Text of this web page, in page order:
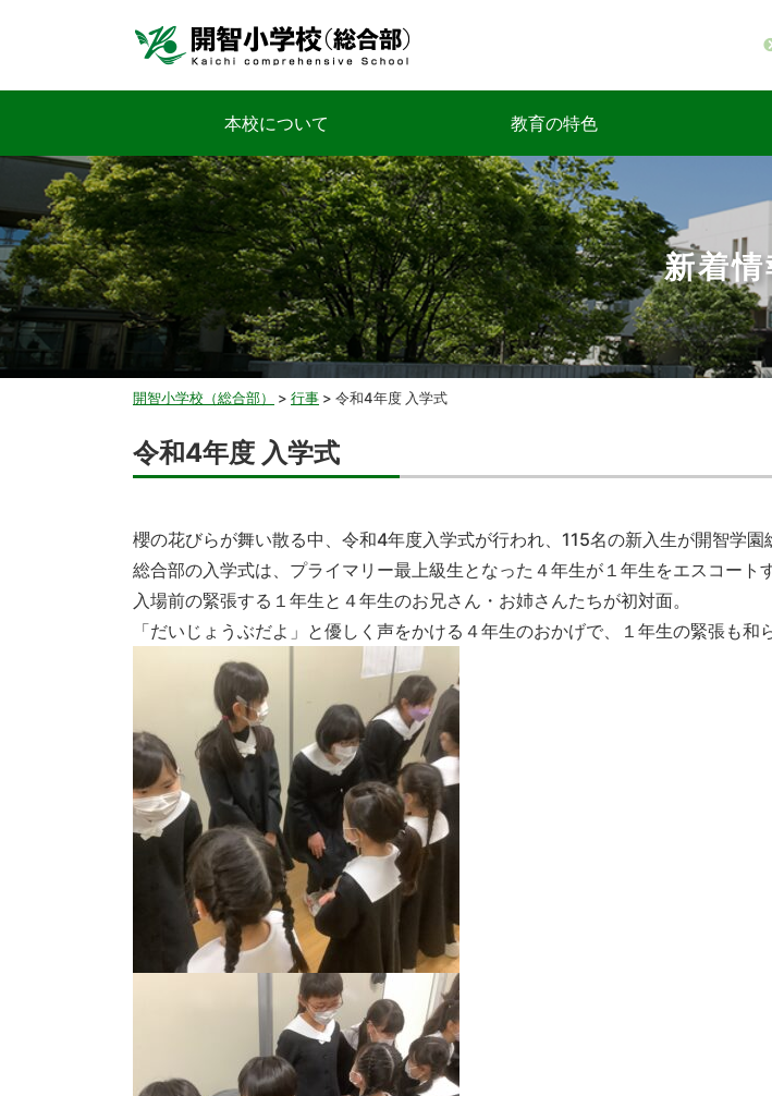
本校について 教育の特色
新着
開智小学校（総合部） > 行事 > 令和4年度 入学式
令和4年度 入学式
櫻の花びらが舞い散る中、令和4年度入学式が行われ、115名の新入生が開智学園
総合部の入学式は、プライマリー最上級生となった４年生が１年生をエスコート
入場前の緊張する１年生と４年生のお兄さん・お姉さんたちが初対面。
「だいじょうぶだよ」と優しく声をかける４年生のおかげで、１年生の緊張も和